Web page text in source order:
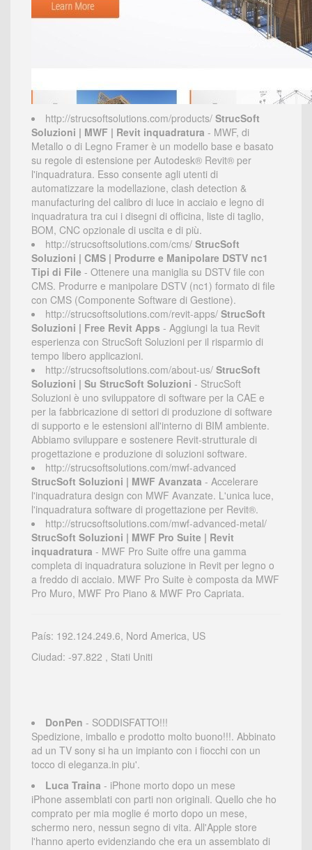
http://strucsoftsolutions.com/products/ StrucSoft
Soluzioni | MWF | Revit inquadratura - MWF, di
Metallo o di Legno Framer è un modello base e basato
su regole di estensione per Autodesk® Revit® per
l'inquadratura. Esso consente agli utenti di
automatizzare la modellazione, clash detection &
manufacturing del calibro di luce in acciaio e legno di
inquadratura tra cui i disegni di officina, liste di taglio,
BOM, CNC opzionale di uscita e di più.
http://strucsoftsolutions.com/cms/ StrucSoft
Soluzioni | CMS | Produrre e Manipolare DSTV nc1
Tipi di File - Ottenere una maniglia su DSTV file con
CMS. Produrre e manipolare DSTV (nc1) formato di file
con CMS (Componente Software di Gestione).
http://strucsoftsolutions.com/revit-apps/ StrucSoft
Soluzioni | Free Revit Apps - Aggiungi la tua Revit
esperienza con StrucSoft Soluzioni per il risparmio di
tempo libero applicazioni.
http://strucsoftsolutions.com/about-us/ StrucSoft
Soluzioni | Su StrucSoft Soluzioni - StrucSoft
Soluzioni è uno sviluppatore di software per la CAE e
per la fabbricazione di settori di produzione di software
di supporto e le estensioni all'interno di BIM ambiente.
Abbiamo sviluppare e sostenere Revit-strutturale di
progettazione e produzione di soluzioni software.
http://strucsoftsolutions.com/mwf-advanced
StrucSoft Soluzioni | MWF Avanzata - Accelerare
l'inquadratura design con MWF Avanzate. L'unica luce,
l'inquadratura software di progettazione per Revit®.
http://strucsoftsolutions.com/mwf-advanced-metal/
StrucSoft Soluzioni | MWF Pro Suite | Revit
inquadratura - MWF Pro Suite offre una gamma
completa di inquadratura soluzione in Revit per legno o
a freddo di acciaio. MWF Pro Suite è composta da MWF
Pro Muro, MWF Pro Piano & MWF Pro Capriata.
País: 192.124.249.6, Nord America, US
Ciudad: -97.822 , Stati Uniti
DonPen - SODDISFATTO!!!
Spedizione, imballo e prodotto molto buono!!!. Abbinato
ad un TV sony si ha un impianto con i fiocchi con un
tocco di eleganza.in piu'.
Luca Traina - iPhone morto dopo un mese
iPhone assemblati con parti non originali. Quello che ho
comprato per mia moglie é morto dopo un mese,
schermo nero, nessun segno di vita. All'Apple store
l'hanno aperto evidenziando che era un assemblato di